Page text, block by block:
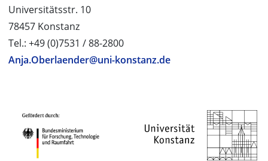
Universitätsstr. 10
78457 Konstanz
Tel.: +49 (0)7531 / 88-2800
Anja.Oberlaender@uni-konstanz.de